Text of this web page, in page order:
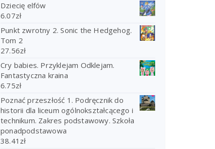
Dziecię elfów
6.07zł
Punkt zwrotny 2. Sonic the Hedgehog.
Tom 2
27.56zł
Cry babies. Przyklejam Odklejam.
Fantastyczna kraina
6.75zł
Poznać przeszłość 1. Podręcznik do
historii dla liceum ogólnokształcącego i
technikum. Zakres podstawowy. Szkoła
ponadpodstawowa
38.41 zł